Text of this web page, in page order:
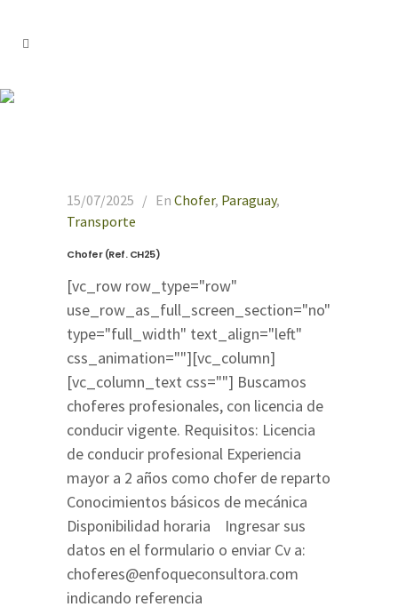
15/07/2025 En Chofer, Paraguay,
Transporte
Chofer (Ref. CH25)
[vc_row row_type="row"
use_row_as_full_screen_section="no"
type="full_width" text_align="left"
css_animation=""][vc_column]
[vc_column_text css=""] Buscamos
choferes profesionales, con licencia de
conducir vigente. Requisitos: Licencia
de conducir profesional Experiencia
mayor a 2 años como chofer de reparto
Conocimientos básicos de mecánica
Disponibilidad horaria Ingresar sus
datos en el formulario o enviar Cv a:
choferes@enfoqueconsultora.com
indicando referencia